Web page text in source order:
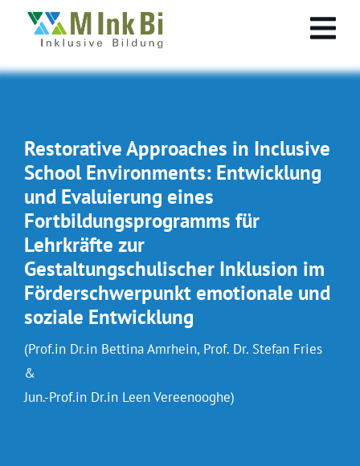
Restorative Approaches in Inclusive
School Environments: Entwicklung
und Evaluierung eines
Fortbildungsprogramms für
Lehrkräfte zur
Gestaltungschulischer Inklusion im
Förderschwerpunkt emotionale und
soziale Entwicklung
(Prof.in Dr.in Bettina Amrhein, Prof. Dr. Stefan Fries
&
Jun.-Prof.in Dr.in Leen Vereenooghe)